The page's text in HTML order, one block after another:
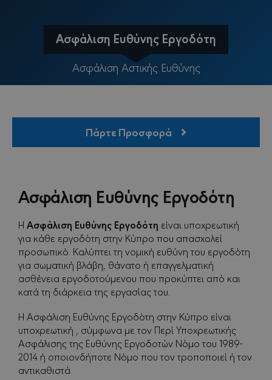
Ασφάλιση Ευθύνης Εργοδότη
Ασφάλιση Αστικής Ευθύνης
Πάρτε Προσφορά
Ασφάλιση Ευθύνης Εργοδότη
Η Ασφάλιση Ευθύνης Εργοδότη είναι υποχρεωτική
για κάθε εργοδότη στην Κύπρο που απασχολεί
προσωπικό. Καλύπτει τη νομική ευθύνη του εργοδότη
για σωματική βλάβη, θάνατο ή επαγγελματική
ασθένεια εργοδοτούμενου που προκύπτει από και
κατά τη διάρκεια της εργασίας του.
Η Ασφάλιση Ευθύνης Εργοδότη στην Κύπρο είναι
υποχρεωτική , σύμφωνα με τον Περί Υποχρεωτικής
Ασφάλισης της Ευθύνης Εργοδοτών Νόμο του 1989-
2014 ή οποιονδήποτε Νόμο που τον τροποποιεί ή τον
αντικαθιστά.